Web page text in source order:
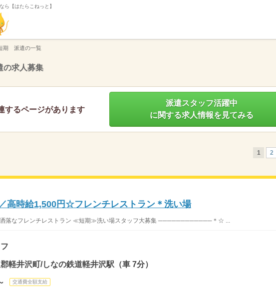
ら【はたらこねっと】
期 派遣の一覧
求人募集
するページがあります
派遣スタッフ活躍中
に関する求人情報を見てみる
1 2
高時給1,500円☆フレンチレストラン＊洗い場
なフレンチレストラン ≪短期≫洗い場スタッフ大募集 ────────────＊☆ ...
軽井沢町/しなの鉄道軽井沢駅（車 7分）
交通費全額支給